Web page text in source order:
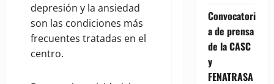
depresión y la ansiedad
son las condiciones más
frecuentes tratadas en el
centro.
Convocatori
a de prensa
de la CASC
y
FENATRASA